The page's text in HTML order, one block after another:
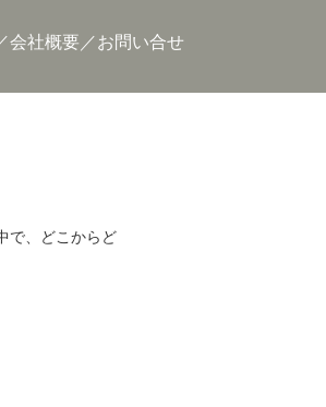
会社概要 お問い合せ
で、どこからど